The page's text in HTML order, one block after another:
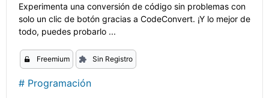
Experimenta una conversión de código sin problemas con
solo un clic de botón gracias a CodeConvert. ¡Y lo mejor de
todo, puedes probarlo ...
Freemium Sin Registro
# Programación